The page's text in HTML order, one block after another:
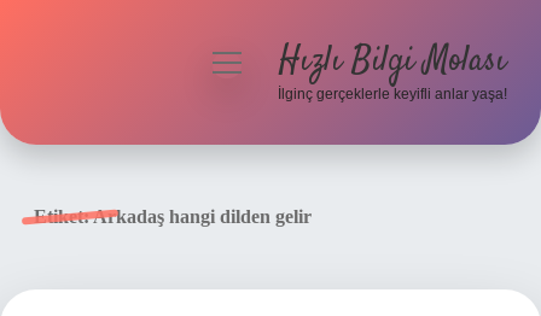
menüyüHızlı Bilgi Molası
İlginç gerçeklerle keyifli anlar yaşa!
Etiket:Arkadaş hangi dilden gelir